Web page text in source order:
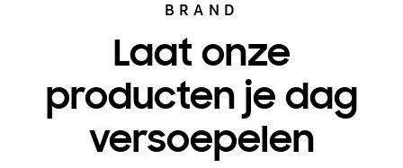
BRAND
Laat onze
producten je dag
versoepelen